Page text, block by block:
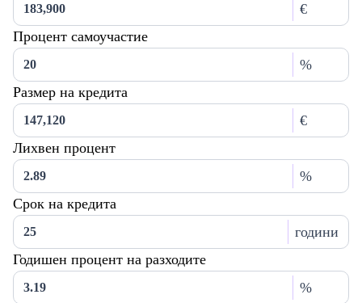
€
Процент самоучастие
%
Размер на кредита
€
Лихвен процент
%
Срок на кредита
години
Годишен процент на разходите
%